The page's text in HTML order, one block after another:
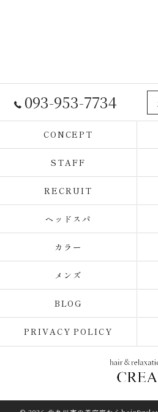
093-953-7734
CONCEPT
STAFF
RECRUIT
ヘッドスパ
カラー
メンズ
BLOG
PRIVACY POLICY